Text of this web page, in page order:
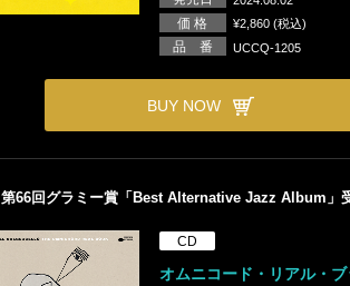
価 格 ¥2,860 (税込)
品 番 UCCQ-1205
BUY NOW
第66回グラミー賞「Best Alternative Jazz Album」
CD
オムニコード・リアル・ブ